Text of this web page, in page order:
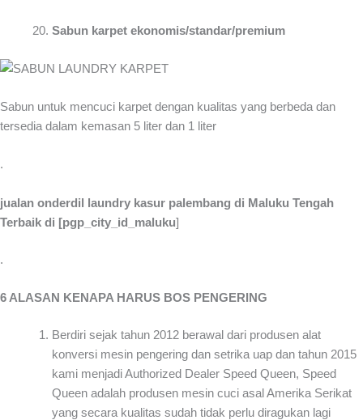
Sabun karpet ekonomis/standar/premium
Sabun untuk mencuci karpet dengan kualitas yang berbeda dan
tersedia dalam kemasan 5 liter dan 1 liter
.
jualan onderdil laundry kasur palembang di Maluku Tengah
Terbaik di [pgp_city_id_maluku]
.
6 ALASAN KENAPA HARUS BOS PENGERING
Berdiri sejak tahun 2012 berawal dari produsen alat
konversi mesin pengering dan setrika uap dan tahun 2015
kami menjadi Authorized Dealer Speed Queen, Speed
Queen adalah produsen mesin cuci asal Amerika Serikat
yang secara kualitas sudah tidak perlu diragukan lagi